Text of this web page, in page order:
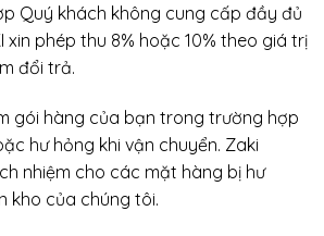
Quý khách không cung cấp đầy đủ
xin phép thu 8% hoặc 10% theo giá trị
đổi trả.
gói hàng của bạn trong trường hợp
hư hỏng khi vận chuyển. Zaki
nhiệm cho các mặt hàng bị hư
kho của chúng tôi.